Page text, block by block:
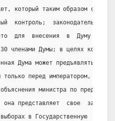
который таким образом
контроль;  законодательная
для  внесения  в  Думу
членами Думы; в целях
Дума может предъявлять
только перед императором, и
министра по
она представляет  свое
в Государственную  Думу